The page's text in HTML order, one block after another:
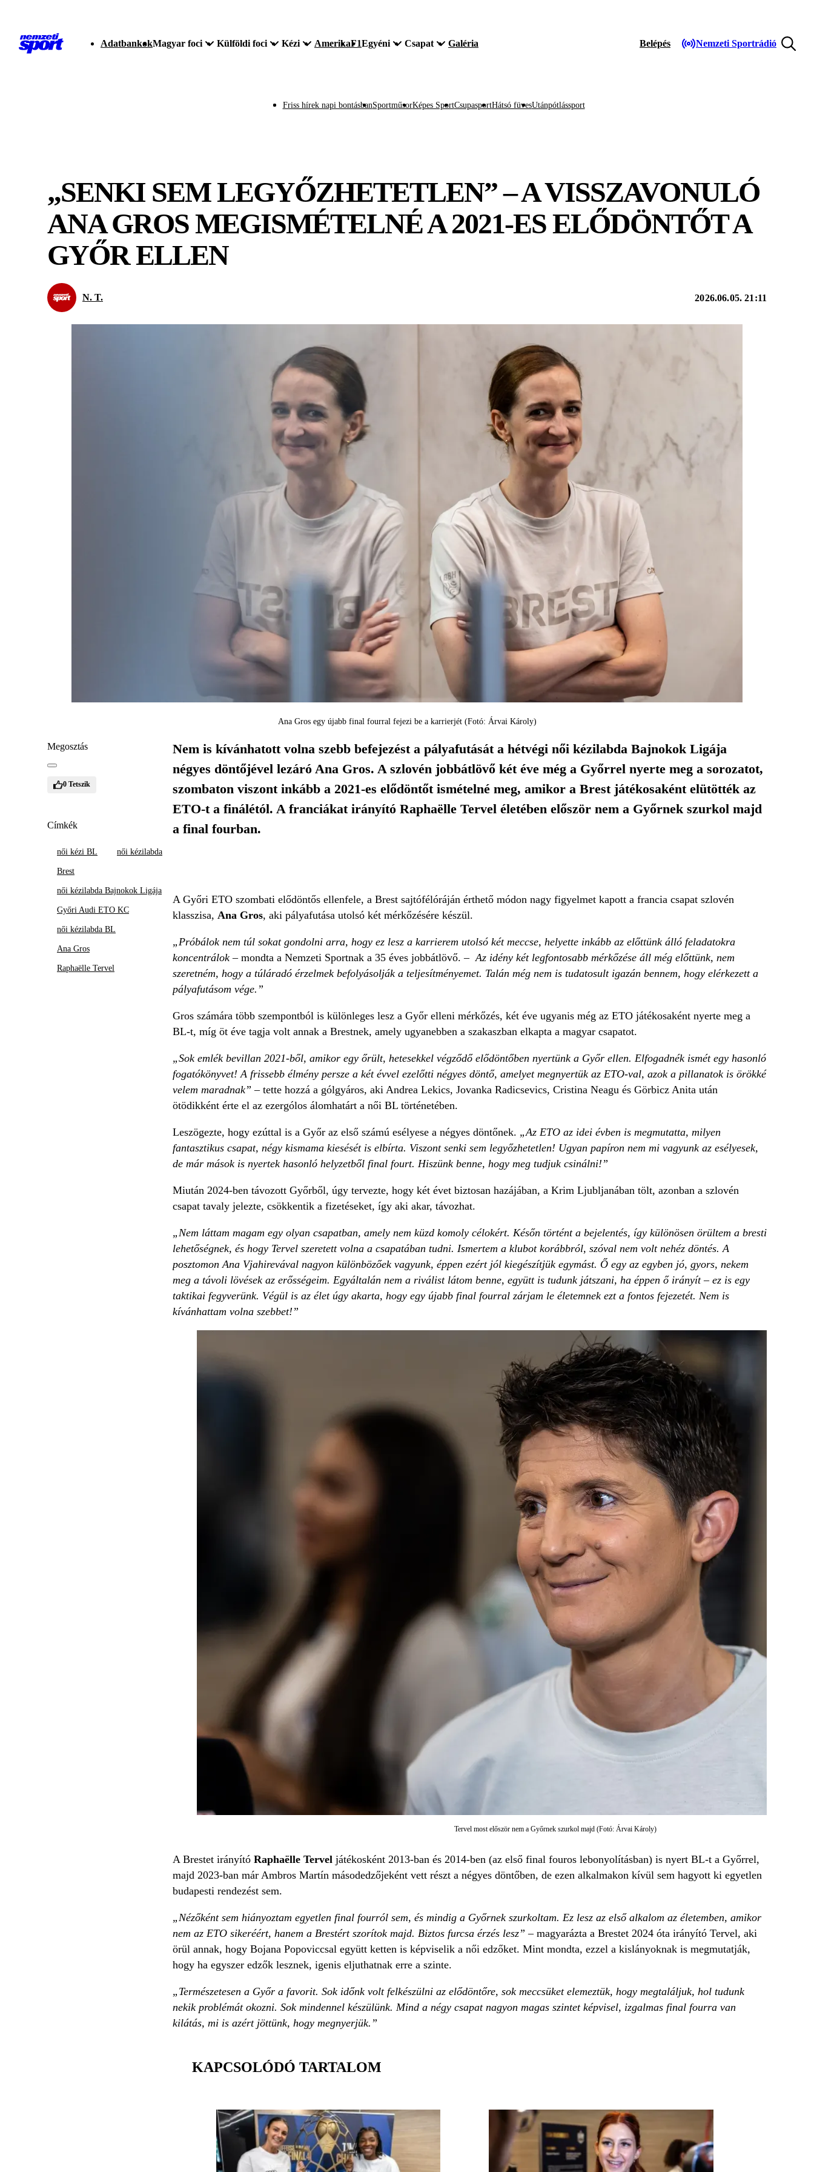
AdatbankokMagyar foci Külföldi foci Kézi AmerikaF1Egyéni Csapat Galéria Belépés Nemzeti Sportrádió
Friss hírek napi bontásbanSportműsorKépes SportCsupasportHátsó füvesUtánpótlássport
„SENKI SEM LEGYŐZHETETLEN” – A VISSZAVONULÓ
ANA GROS MEGISMÉTELNÉ A 2021-ES ELŐDÖNTŐT A
GYŐR ELLEN
N. T. 2026.06.05. 21:11
Ana Gros egy újabb final fourral fejezi be a karrierjét (Fotó: Árvai Károly)
Megosztás
0 Tetszik
Címkék
női kézi BL női kézilabda
Brest
női kézilabda Bajnokok Ligája
Győri Audi ETO KC
női kézilabda BL
Ana Gros
Raphaëlle Tervel
Nem is kívánhatott volna szebb befejezést a pályafutását a hétvégi női kézilabda Bajnokok Ligája
négyes döntőjével lezáró Ana Gros. A szlovén jobbátlövő két éve még a Győrrel nyerte meg a sorozatot,
szombaton viszont inkább a 2021-es elődöntőt ismételné meg, amikor a Brest játékosaként elütötték az
ETO-t a finálétól. A franciákat irányító Raphaëlle Tervel életében először nem a Győrnek szurkol majd
a final fourban.
A Győri ETO szombati elődöntős ellenfele, a Brest sajtófélóráján érthető módon nagy figyelmet kapott a francia csapat szlovén
klasszisa, Ana Gros, aki pályafutása utolsó két mérkőzésére készül.
„Próbálok nem túl sokat gondolni arra, hogy ez lesz a karrierem utolsó két meccse, helyette inkább az előttünk álló feladatokra
koncentrálok– mondta a Nemzeti Sportnak a 35 éves jobbátlövő. – Az idény két legfontosabb mérkőzése áll még előttünk, nem
szeretném, hogy a túláradó érzelmek befolyásolják a teljesítményemet. Talán még nem is tudatosult igazán bennem, hogy elérkezett a
pályafutásom vége.”
Gros számára több szempontból is különleges lesz a Győr elleni mérkőzés, két éve ugyanis még az ETO játékosaként nyerte meg a
BL-t, míg öt éve tagja volt annak a Brestnek, amely ugyanebben a szakaszban elkapta a magyar csapatot.
„Sok emlék bevillan 2021-ből, amikor egy őrült, hetesekkel végződő elődöntőben nyertünk a Győr ellen. Elfogadnék ismét egy hasonló
fogatókönyvet! A frissebb élmény persze a két évvel ezelőtti négyes döntő, amelyet megnyertük az ETO-val, azok a pillanatok is örökké
velem maradnak” – tette hozzá a gólgyáros, aki Andrea Lekics, Jovanka Radicsevics, Cristina Neagu és Görbicz Anita után
ötödikként érte el az ezergólos álomhatárt a női BL történetében.
Leszögezte, hogy ezúttal is a Győr az első számú esélyese a négyes döntőnek. „Az ETO az idei évben is megmutatta, milyen
fantasztikus csapat, négy kismama kiesését is elbírta. Viszont senki sem legyőzhetetlen! Ugyan papíron nem mi vagyunk az esélyesek,
de már mások is nyertek hasonló helyzetből final fourt. Hiszünk benne, hogy meg tudjuk csinálni!”
Miután 2024-ben távozott Győrből, úgy tervezte, hogy két évet biztosan hazájában, a Krim Ljubljanában tölt, azonban a szlovén
csapat tavaly jelezte, csökkentik a fizetéseket, így aki akar, távozhat.
„Nem láttam magam egy olyan csapatban, amely nem küzd komoly célokért. Későn történt a bejelentés, így különösen örültem a bresti
lehetőségnek, és hogy Tervel szeretett volna a csapatában tudni. Ismertem a klubot korábbról, szóval nem volt nehéz döntés. A
posztomon Ana Vjahirevával nagyon különbözőek vagyunk, éppen ezért jól kiegészítjük egymást. Ő egy az egyben jó, gyors, nekem
meg a távoli lövések az erősségeim. Egyáltalán nem a riválist látom benne, együtt is tudunk játszani, ha éppen ő irányít – ez is egy
taktikai fegyverünk. Végül is az élet úgy akarta, hogy egy újabb final fourral zárjam le életemnek ezt a fontos fejezetét. Nem is
kívánhattam volna szebbet!”
Tervel most először nem a Győrnek szurkol majd (Fotó: Árvai Károly)
A Brestet irányító Raphaëlle Tervel játékosként 2013-ban és 2014-ben (az első final fouros lebonyolításban) is nyert BL-t a Győrrel,
majd 2023-ban már Ambros Martín másodedzőjeként vett részt a négyes döntőben, de ezen alkalmakon kívül sem hagyott ki egyetlen
budapesti rendezést sem.
„Nézőként sem hiányoztam egyetlen final fourról sem, és mindig a Győrnek szurkoltam. Ez lesz az első alkalom az életemben, amikor
nem az ETO sikeréért, hanem a Brestért szorítok majd. Biztos furcsa érzés lesz” – magyarázta a Brestet 2024 óta irányító Tervel, aki
örül annak, hogy Bojana Popoviccsal együtt ketten is képviselik a női edzőket. Mint mondta, ezzel a kislányoknak is megmutatják,
hogy ha egyszer edzők lesznek, igenis eljuthatnak erre a szinte.
„Természetesen a Győr a favorit. Sok időnk volt felkészülni az elődöntőre, sok meccsüket elemeztük, hogy megtaláljuk, hol tudunk
nekik problémát okozni. Sok mindennel készülünk. Mind a négy csapat nagyon magas szintet képvisel, izgalmas final fourra van
kilátás, mi is azért jöttünk, hogy megnyerjük.”
KAPCSOLÓDÓ TARTALOM